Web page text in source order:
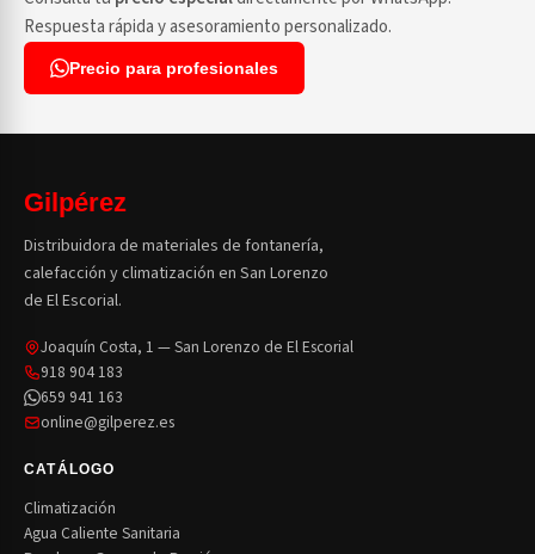
Respuesta rápida y asesoramiento personalizado.
Precio para profesionales
Gilpérez
Distribuidora de materiales de fontanería,
calefacción y climatización en San Lorenzo
de El Escorial.
Joaquín Costa, 1 — San Lorenzo de El Escorial
918 904 183
659 941 163
online@gilperez.es
CATÁLOGO
Climatización
Agua Caliente Sanitaria